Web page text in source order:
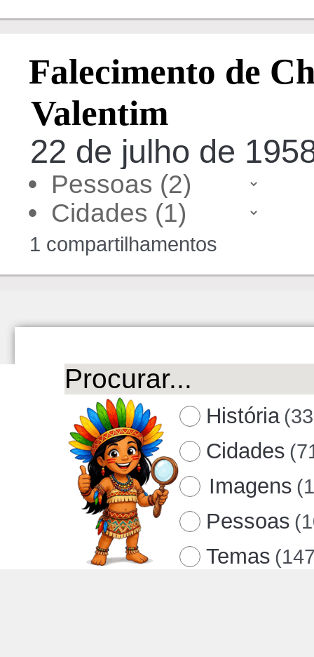
Falecimento de
Valentim
22 de julho de
•
•
1 compartilhamentos
História
Cidades
Imagens
Pessoas
Temas